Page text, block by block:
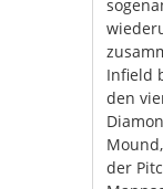
Infield
den
der